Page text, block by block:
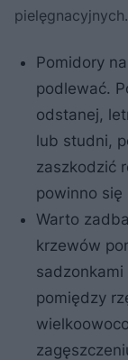
pielęgnacyjnych.
Pomidory
podlewać.
odstanej,
lub studni,
zaszkodzić
powinno się
Warto
krzewów
pomiędzy